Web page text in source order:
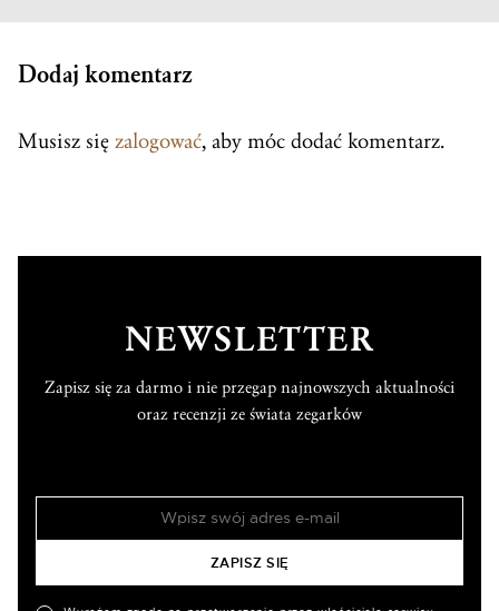
Dodaj komentarz
Musisz się zalogować, aby móc dodać komentarz.
NEWSLETTER
Zapisz się za darmo i nie przegap najnowszych aktualności
oraz recenzji ze świata zegarków